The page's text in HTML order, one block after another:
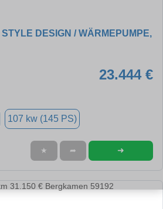
DESIGN / WÄRMEPUMPE,
23.444 €
107 kw (145 PS)
★ ➦ ➜